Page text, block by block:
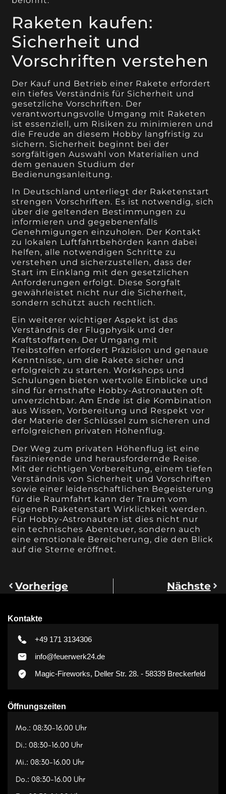
Raketen kaufen:
Sicherheit und
Vorschriften verstehen
Der Kauf und Betrieb einer Rakete erfordert
ein tiefes Verständnis für Sicherheit und
gesetzliche Vorschriften. Der
verantwortungsvolle Umgang mit Raketen
ist essenziell, um Risiken zu minimieren und
die Freude an diesem Hobby langfristig zu
sichern. Sicherheit beginnt bei der
sorgfältigen Auswahl von Materialien und
dem genauen Studium der
Bedienungsanleitung.
In Deutschland unterliegt der Raketenstart
strengen Vorschriften. Es ist notwendig, sich
über die geltenden Bestimmungen zu
informieren und gegebenenfalls
Genehmigungen einzuholen. Der Kontakt
zu lokalen Luftfahrtbehörden kann dabei
helfen, alle notwendigen Schritte zu
verstehen und sicherzustellen, dass der
Start im Einklang mit den gesetzlichen
Anforderungen erfolgt. Diese Sorgfalt
gewährleistet nicht nur die Sicherheit,
sondern schützt auch rechtlich.
Ein weiterer wichtiger Aspekt ist das
Verständnis der Flugphysik und der
Kraftstoffarten. Der Umgang mit
Treibstoffen erfordert Präzision und genaue
Kenntnisse, um die Rakete sicher und
erfolgreich zu starten. Workshops und
Schulungen bieten wertvolle Einblicke und
sind für ernsthafte Hobby-Astronauten oft
unverzichtbar. Am Ende ist die Kombination
aus Wissen, Vorbereitung und Respekt vor
der Materie der Schlüssel zum sicheren und
erfolgreichen privaten Höhenflug.
Der Weg zum privaten Höhenflug ist eine
faszinierende und herausfordernde Reise.
Mit der richtigen Vorbereitung, einem tiefen
Verständnis von Sicherheit und Vorschriften
sowie einer leidenschaftlichen Begeisterung
für die Raumfahrt kann der Traum vom
eigenen Raketenstart Wirklichkeit werden.
Für Hobby-Astronauten ist dies nicht nur
ein technisches Abenteuer, sondern auch
eine emotionale Bereicherung, die den Blick
auf die Sterne eröffnet.
Vorherige Nächste
Kontakte
+49 171 3134306
info@feuerwerk24.de
Magic-Fireworks, Deller Str. 28. - 58339 Breckerfeld
Öffnungszeiten
Mo.: 08:30-16.00 Uhr
Di.: 08:30-16.00 Uhr
Mi.: 08:30-16.00 Uhr
Do.: 08:30-16.00 Uhr